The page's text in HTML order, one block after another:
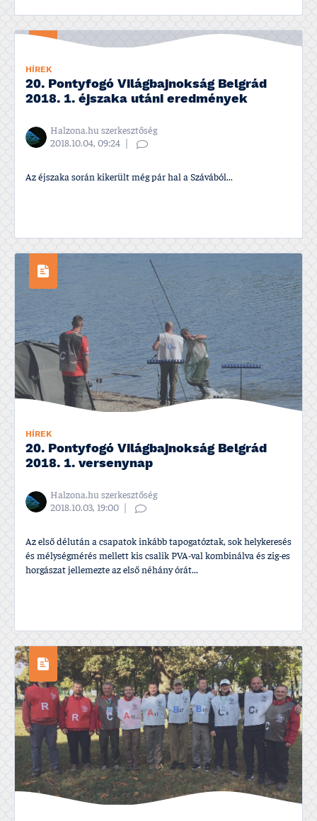
HÍREK
20. Pontyfogó Világbajnokság Belgrád
2018. 1. éjszaka utáni eredmények
Halzona.hu szerkesztőség
2018.10.04, 09:24
Az éjszaka során kikerült még pár hal a Szávából...
HÍREK
20. Pontyfogó Világbajnokság Belgrád
2018. 1. versenynap
Halzona.hu szerkesztőség
2018.10.03, 19:00
Az első délután a csapatok inkább tapogatóztak, sok helykeresés
és mélységmérés mellett kis csalik PVA-val kombinálva és zig-es
horgászat jellemezte az első néhány órát...